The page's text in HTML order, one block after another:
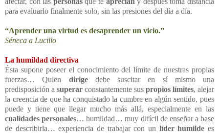
para evaluarlo finalmente solo, sin las presiones del día a día.
“Aprender una virtud es desaprender un vicio.”
Séneca a Lucillo
La humildad directiva
Ésta supone poseer el conocimiento del límite de nuestras propias
fuerzas… Quien dirigedebe suscitar en sí mismo una
predisposición a superar constantemente sus propios límites, alejar
la creencia de que ha conquistado la cumbre en algún sentido, pues
puede y tiene que llegar mucho más allá, especialmente en las
cualidades personales… humildad… muy difícil de enseñar a base
de describirla… experiencia de trabajar con un líder humilde es